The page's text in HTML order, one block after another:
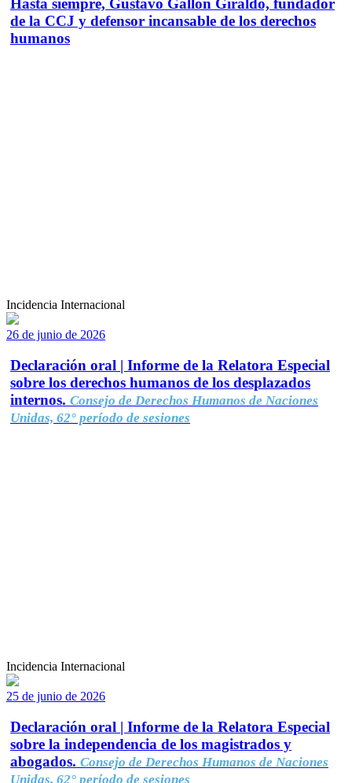
Hasta siempre, Gustavo Gallón Giraldo, fundador
de la CCJ y defensor incansable de los derechos
humanos
Incidencia Internacional
26 de junio de 2026
Declaración oral | Informe de la Relatora Especial
sobre los derechos humanos de los desplazados
internos. Consejo de Derechos Humanos de Naciones
Unidas, 62° período de sesiones
Incidencia Internacional
25 de junio de 2026
Declaración oral | Informe de la Relatora Especial
sobre la independencia de los magistrados y
abogados. Consejo de Derechos Humanos de Naciones
Unidas, 62° período de sesiones